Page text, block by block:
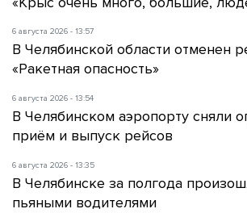
6 августа 2026 - 13:57
В Челябинской области отменен
«Ракетная опасность»
6 августа 2026 - 13:54
В Челябинском аэропорту сняли
приём и выпуск рейсов
6 августа 2026 - 13:35
В Челябинске за полгода
пьяными водителями